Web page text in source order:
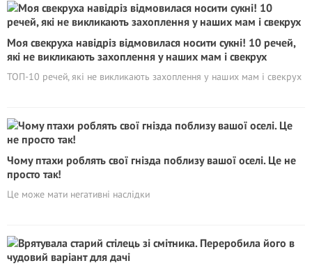
Моя свекруха навідріз відмовилася носити сукні! 10 речей,
які не викликають захоплення у наших мам і свекрух
ТОП-10 речей, які не викликають захоплення у наших мам і свекрух
Чому птахи роблять свої гнізда поблизу вашої оселі. Це не
просто так!
Це може мати негативні наслідки